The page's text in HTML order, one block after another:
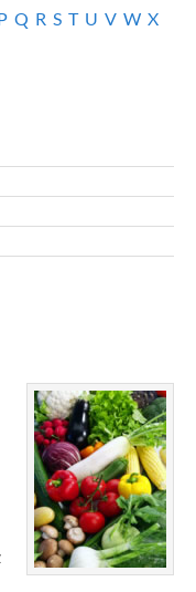
Q R S T U V W X